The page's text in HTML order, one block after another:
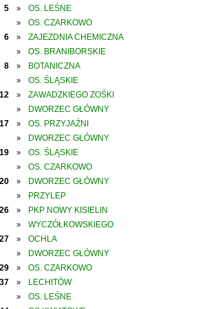
5
» OS. LEŚNE
»
OS. CZARKOWO
6
» ZAJEZDNIA CHEMICZNA
»
OS. BRANIBORSKIE
8
» BOTANICZNA
»
OS. ŚLĄSKIE
12
» ZAWADZKIEGO ZOŚKI
»
DWORZEC GŁÓWNY
17
» OS. PRZYJAŹNI
»
DWORZEC GŁÓWNY
19
» OS. ŚLĄSKIE
»
OS. CZARKOWO
20
» DWORZEC GŁÓWNY
»
PRZYLEP
26
» PKP NOWY KISIELIN
»
WYCZÓŁKOWSKIEGO
27
» OCHLA
»
DWORZEC GŁÓWNY
29
»
OS. CZARKOWO
37
» LECHITÓW
»
OS. LEŚNE